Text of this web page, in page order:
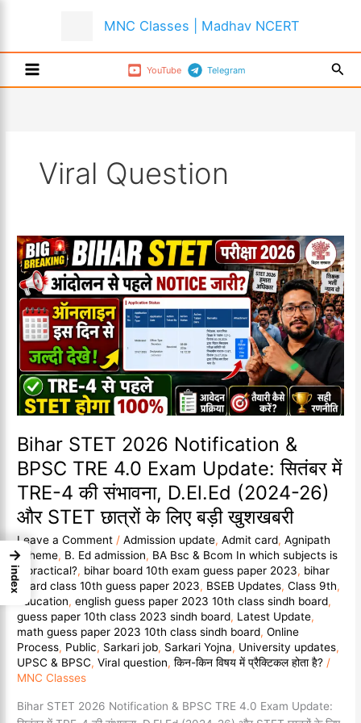
MNC Classes | Madhav NCERT
YouTube Telegram
Viral Question
Bihar STET 2026 Notification &
BPSC TRE 4.0 Exam Update: सितंबर में
TRE-4 की संभावना, D.El.Ed (2024-26)
और STET छात्रों के लिए बड़ी खुशखबरी
Leave a Comment /Admission update,Admit card,Agnipath
scheme, B. Ed admission, BA Bsc & Bcom In which subjects is
it practical?, bihar board 10th exam guess paper 2023, bihar
board class 10th guess paper 2023, BSEB Updates,Class 9th,
Education,english guess paper 2023 10th class sindh board,
guess paper 10th class 2023 sindh board, Latest Update,
math guess paper 2023 10th class sindh board,Online
Process, Public, Sarkari job, Sarkari Yojna, University updates,
UPSC & BPSC,Viral question,किन-किन विषय में प्रैक्टिकल होता है? /
MNC Classes
Bihar STET 2026 Notification & BPSC TRE 4.0 Exam Update:
Bihar
STET
2026
Notification
&
BPSC
TRE
4.0
Exam
Update:
में
4
संभावना,
D.El.Ed
(2024-
26)
और
STET
छात्रों
के
लिए
बड़ी
→
index